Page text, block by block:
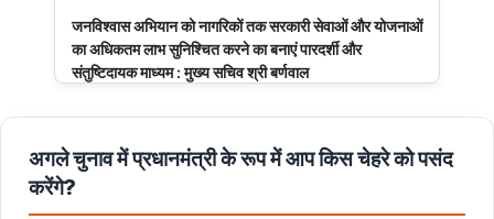
जनविश्वास अभियान को नागरिकों तक सरकारी सेवाओं और योजनाओं
का अधिकतम लाभ सुनिश्चित करने का बनाएं पारदर्शी और
संतुष्टिदायक माध्यम : मुख्य सचिव श्री बर्णवाल
अगले चुनाव में प्रधानमंत्री के रूप में आप किस चेहरे को पसंद
करेंगे?